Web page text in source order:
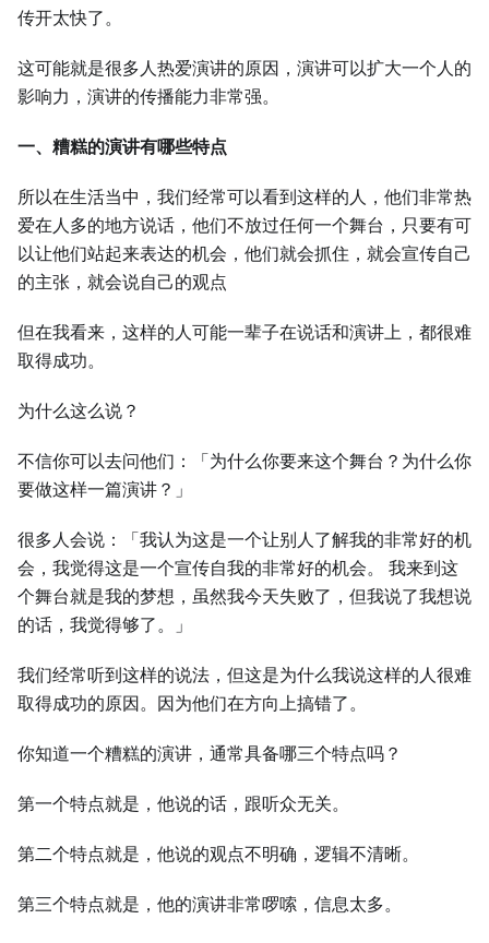
传开太快了。
这可能就是很多人热爱演讲的原因，演讲可以扩大一个人的
影响力，演讲的传播能力非常强。
一、糟糕的演讲有哪些特点
所以在生活当中，我们经常可以看到这样的人，他们非常热
爱在人多的地方说话，他们不放过任何一个舞台，只要有可
以让他们站起来表达的机会，他们就会抓住，就会宣传自己
的主张，就会说自己的观点
但在我看来，这样的人可能一辈子在说话和演讲上，都很难
取得成功。
为什么这么说？
不信你可以去问他们：「为什么你要来这个舞台？为什么你
要做这样一篇演讲？」
很多人会说：「我认为这是一个让别人了解我的非常好的机
会，我觉得这是一个宣传自我的非常好的机会。 我来到这
个舞台就是我的梦想，虽然我今天失败了，但我说了我想说
的话，我觉得够了。」
我们经常听到这样的说法，但这是为什么我说这样的人很难
取得成功的原因。因为他们在方向上搞错了。
你知道一个糟糕的演讲，通常具备哪三个特点吗？
第一个特点就是，他说的话，跟听众无关。
第二个特点就是，他说的观点不明确，逻辑不清晰。
第三个特点就是，他的演讲非常啰嗦，信息太多。